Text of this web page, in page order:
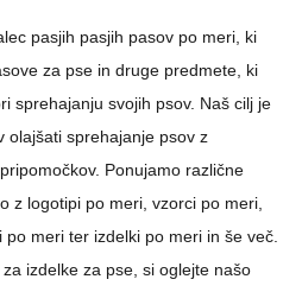
pasjih pasjih pasov po meri, ki
za pse in druge predmete, ki
sprehajanju svojih psov. Naš cilj je
olajšati sprehajanje psov z
Ponujamo različne
z logotipi po meri, vzorci po meri,
meri ter izdelki po meri in še več.
izdelke za pse, si oglejte našo